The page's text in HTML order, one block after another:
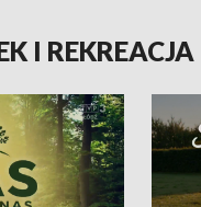
I REKREACJA